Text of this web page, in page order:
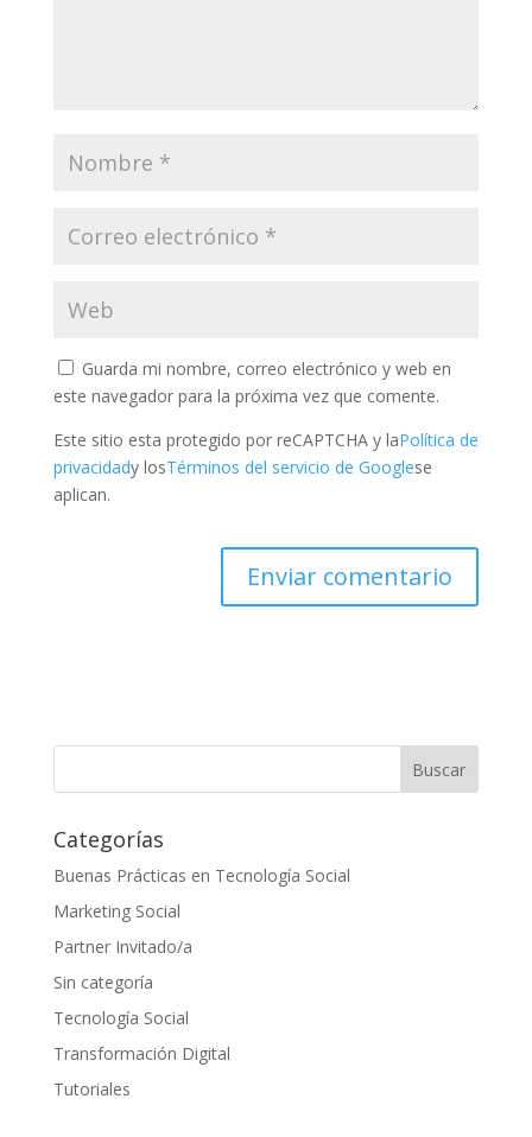
Guarda mi nombre, correo electrónico y web en
este navegador para la próxima vez que comente.
Este sitio esta protegido por reCAPTCHA y laPolítica de
privacidady losTérminos del servicio de Googlese
aplican.
Categorías
Buenas Prácticas en Tecnología Social
Marketing Social
Partner Invitado/a
Sin categoría
Tecnología Social
Transformación Digital
Tutoriales